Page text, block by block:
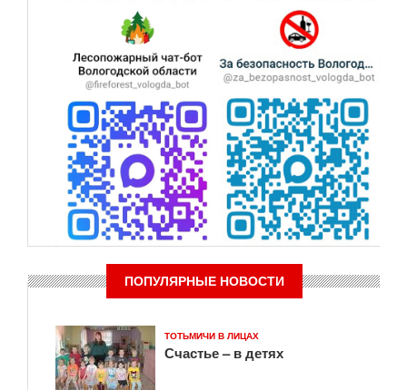
ПОПУЛЯРНЫЕ НОВОСТИ
ТОТЬМИЧИ В ЛИЦАХ
Счастье – в детях